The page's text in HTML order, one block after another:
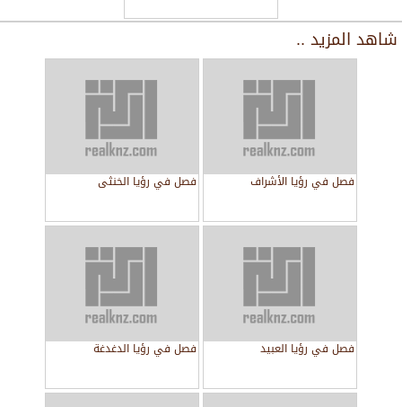
شاهد المزيد ..
فصل في رؤيا الأشراف فصل في رؤيا الخنثى
فصل في رؤيا العبيد فصل في رؤيا الدغدغة